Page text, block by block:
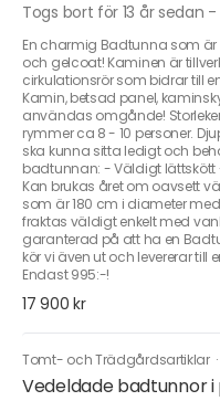
Togs bort för 13 år sedan -
En charmig Badtunna som är
och gelcoat! Kaminen är
cirkulationsrör som bidrar till
Kamin, betsad panel,
användas omgånde!
rymmer ca 8 - 10 personer.
ska kunna sitta ledigt och
badtunnan: - Väldigt lättskött
Kan brukas året om oavsett
som är 180 cm i diameter
fraktas väldigt enkelt med
garanterad på att ha en
kör vi även ut och levererar till
Endast 995:-!
17 900 kr
Tomt- och Trädgårdsartiklar
Vedeldade badtunnor i